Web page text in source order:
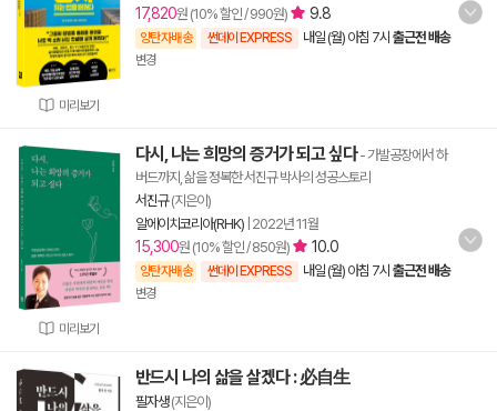
미리보기
17,820원 (10% 할인 / 990원) 9.8
양탄자배송 썬데이 EXPRESS 내일 (월) 아침 7시 출근전 배송
변경
미리보기
다시, 나는 희망의 증거가 되고 싶다- 가발공장에서 하
버드까지, 삶을 정복한 서진규 박사의 성공스토리
서진규(지은이)
알에이치코리아(RHK) 2022년 11월
15,300원 (10% 할인 / 850원) 10.0
양탄자배송 썬데이 EXPRESS 내일 (월) 아침 7시 출근전 배송
변경
반드시 나의 삶을 살겠다 : 必自生
필자생(지은이)